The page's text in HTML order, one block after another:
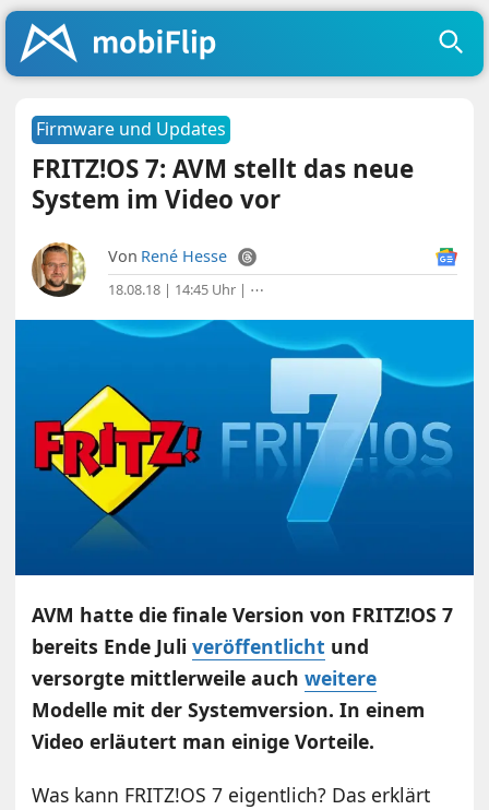
Firmware und Updates
FRITZ!OS 7: AVM stellt das neue
System im Video vor
Von René Hesse
18.08.18 | 14:45 Uhr | ⋯
AVM hatte die finale Version von FRITZ!OS 7
bereits Ende Juliveröffentlicht und
versorgte mittlerweile auchweitere
Modelle mit der Systemversion. In einem
Video erläutert man einige Vorteile.
Was kann FRITZ!OS 7 eigentlich? Das erklärt